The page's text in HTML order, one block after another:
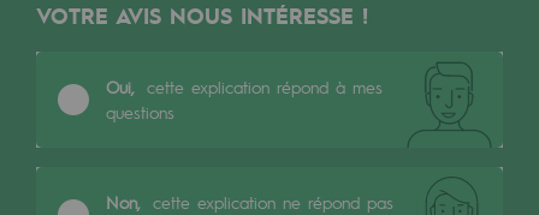
Gaz renouvelables et procédés durables
Gaz renouvelables et procédés
Pyrogazéification et gazéification
VOTRE AVIS NOUS INTÉRESSE !
Oui, cette explication répond à mes
questions
Non, cette explication ne répond pas